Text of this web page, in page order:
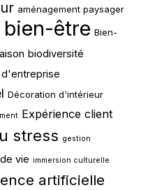
aménagement paysager
bien-être Bien-
biodiversité
Décoration d'intérieur
Expérience client
stress gestion
vie immersion culturelle
artificielle